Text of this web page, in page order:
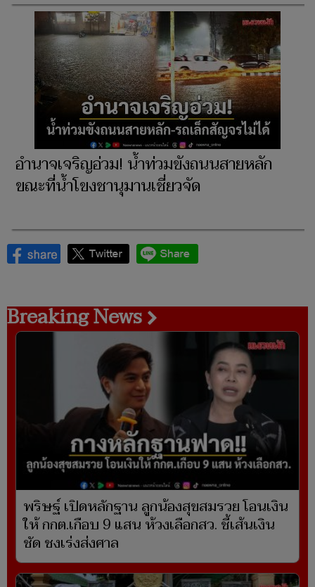
อำนาจเจริญอ่วม! น้ำท่วมขังถนนสายหลัก
ขณะที่น้ำโขงชานุมานเชี่ยวจัด
Breaking News
พริษฐ์ เปิดหลักฐาน ลูกน้องสุขสมรวย โอนเงิน
ให้ กกต.เกือบ 9 แสน ห้วงเลือกสว. ชี้เส้นเงิน
ชัด ชงเร่งส่งศาล